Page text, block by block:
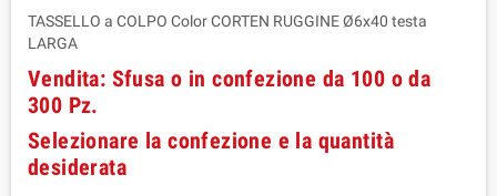
TASSELLO a COLPO Color CORTEN RUGGINE Ø6x40 testa
LARGA
Vendita: Sfusa o in confezione da 100 o da
300 Pz.
Selezionare la confezione e la quantità
desiderata